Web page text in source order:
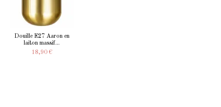
Douille E27 Aaron en
laiton massif...
18,90 €